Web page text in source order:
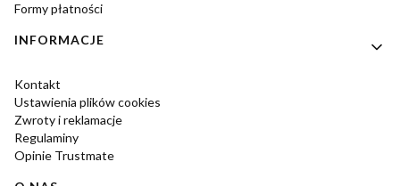
Formy płatności
INFORMACJE
Kontakt
Ustawienia plików cookies
Zwroty i reklamacje
Regulaminy
Opinie Trustmate